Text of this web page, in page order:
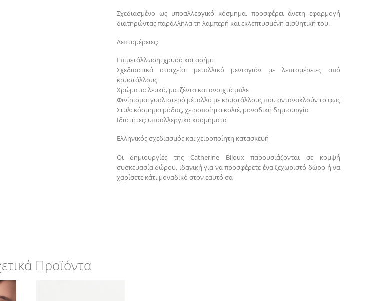
Σχεδιασμένο ως υποαλλεργικό κόσμημα, προσφέρει άνετη εφαρμογή
διατηρώντας παράλληλα τη λαμπερή και εκλεπτυσμένη αισθητική του.
Λεπτομέρειες:
Επιμετάλλωση: χρυσό και ασήμι
Σχεδιαστικά στοιχεία: μεταλλικό μενταγιόν με λεπτομέρειες από
κρυστάλλους
Χρώματα: λευκό, ματζέντα και ανοιχτό μπλε
Φινίρισμα: γυαλιστερό μέταλλο με κρυστάλλους που αντανακλούν το φως
Στυλ: κόσμημα μόδας, χειροποίητα κολιέ, μοναδική δημιουργία
Ιδιότητες: υποαλλεργικά κοσμήματα
Ελληνικός σχεδιασμός και χειροποίητη κατασκευή
Οι δημιουργίες της Catherine Bijoux παρουσιάζονται σε κομψή
συσκευασία δώρου, ιδανική για να προσφέρετε ένα ξεχωριστό δώρο ή να
χαρίσετε κάτι μοναδικό στον εαυτό σα
Προϊόντα